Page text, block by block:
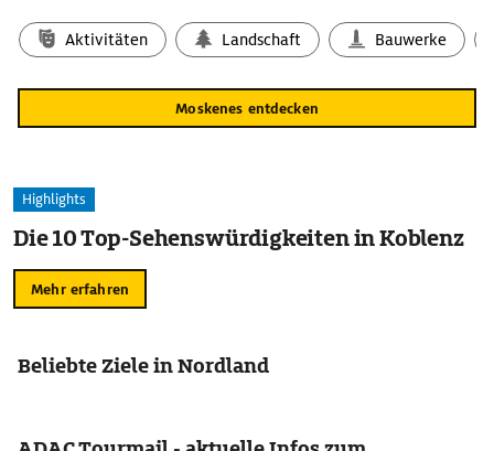
Aktivitäten Landschaft Bauwerke
Moskenes entdecken
Highlights
Die 10 Top-Sehenswürdigkeiten in Koblenz
Mehr erfahren
Beliebte Ziele in Nordland